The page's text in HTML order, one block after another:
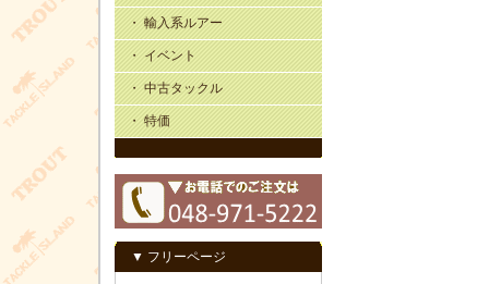
・ 輸入系ルアー
・ イベント
・ 中古タックル
・ 特価
▼ フリーページ